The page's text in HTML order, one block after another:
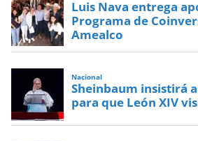
Luis Nava entrega
Programa de
Amealco
Nacional
Sheinbaum insistirá
para que León XIV